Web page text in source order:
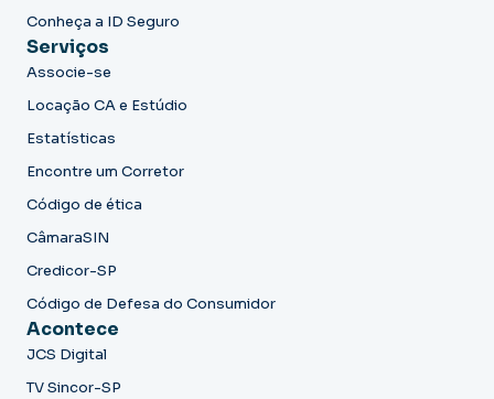
Conheça a ID Seguro
Serviços
Associe-se
Locação CA e Estúdio
Estatísticas
Encontre um Corretor
Código de ética
CâmaraSIN
Credicor-SP
Código de Defesa do Consumidor
Acontece
JCS Digital
TV Sincor-SP